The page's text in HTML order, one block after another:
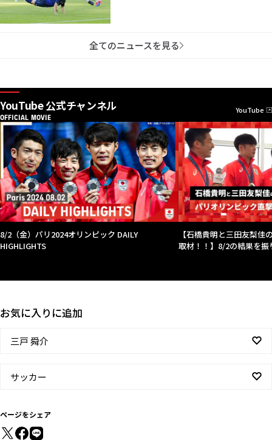
全てのニュースを見る
YouTube 公式チャンネル
OFFICIAL MOVIE
YouTube
8/2（金）パリ2024オリンピック DAILY
HIGHLIGHTS
【石橋貴明と三田友梨佳
取材！！】8/2の結果を振
お気に入りに追加
三戸 舜介
サッカー
ページをシェア